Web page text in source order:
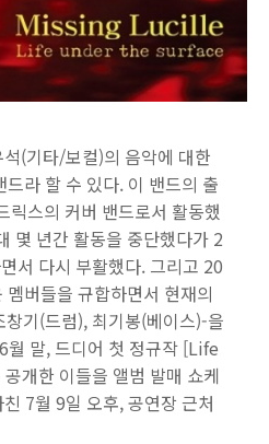
(기타/보컬)의 음악에 대한
라 할 수 있다. 이 밴드의 출
릭스의 커버 밴드로서 활동했
몇 년간 활동을 중단했다가 2
서 다시 부활했다. 그리고 20
버들을 규합하면서 현재의
기(드럼), 최기봉(베이스)-을
월 말, 드디어 첫 정규작 [Life
개한 이들을 앨범 발매 쇼케
7월 9일 오후, 공연장 근처